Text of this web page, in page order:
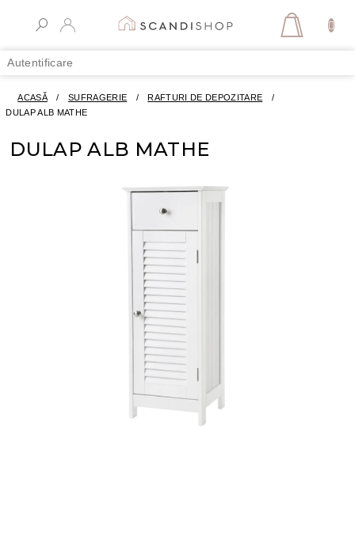
conținut
Autentificare
COŞ
ACASĂ / SUFRAGERIE / RAFTURI DE DEPOZITARE
/
DULAP ALB MATHE
DULAP ALB MATHE